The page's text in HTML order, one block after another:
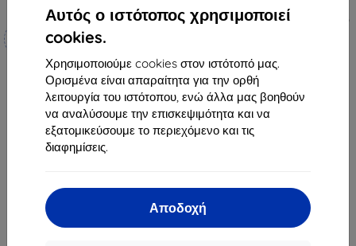
Αυτός ο ιστότοπος χρησιμοποιεί
cookies.
Χρησιμοποιούμε cookies στον ιστότοπό μας.
Ορισμένα είναι απαραίτητα για την ορθή
λειτουργία του ιστότοπου, ενώ άλλα μας βοηθούν
να αναλύσουμε την επισκεψιμότητα και να
εξατομικεύσουμε το περιεχόμενο και τις
διαφημίσεις.
Αποδοχή
μεμβράνη
Κατασκευασμένο κατά
παραγγελία
19,90 €
17,92 €
Διαθέσιμο 4 τεμ
Trend προστατευτικό φίλμ
πλήρους οθόνης (5903108519021)
Διαθέσιμο > 5 τεμ
1